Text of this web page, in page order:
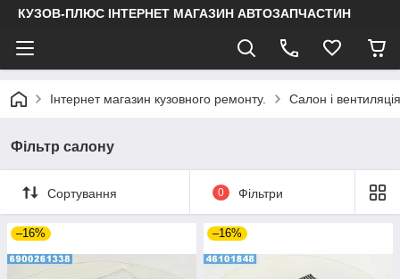
КУЗОВ-ПЛЮС ІНТЕРНЕТ МАГАЗИН АВТОЗАПЧАСТИН
Інтернет магазин кузовного ремонту. Салон і вентиляція
Фільтр салону
Сортування 0 Фільтри
–16% –16%